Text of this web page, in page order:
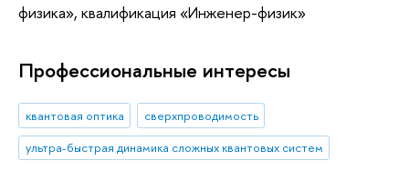
физика», квалификация «Инженер-физик»
Профессиональные интересы
квантовая оптика
сверхпроводимость
ультра-быстрая динамика сложных квантовых систем